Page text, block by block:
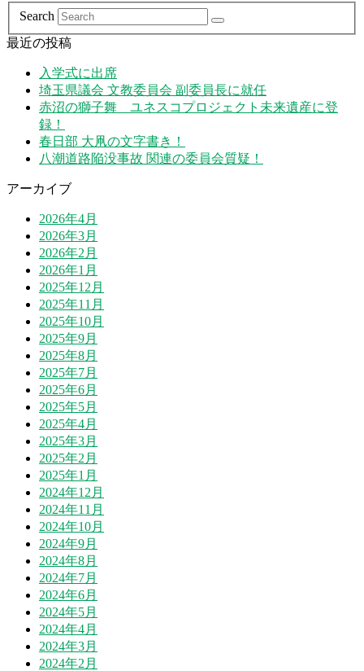
Search
最近の投稿
入学式に出席
埼玉県議会 文教委員会 副委員長に就任
赤沼の獅子舞 ユネスコプロジェクト未来遺産に登
録！
春日部 大凧の文字書き！
八潮道路陥没事故 関連の委員会質疑！
アーカイブ
2026年4月
2026年3月
2026年2月
2026年1月
2025年12月
2025年11月
2025年10月
2025年9月
2025年8月
2025年7月
2025年6月
2025年5月
2025年4月
2025年3月
2025年2月
2025年1月
2024年12月
2024年11月
2024年10月
2024年9月
2024年8月
2024年7月
2024年6月
2024年5月
2024年4月
2024年3月
2024年2月